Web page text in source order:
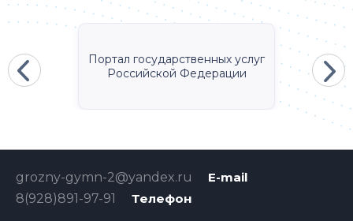
Портал государственных услуг
Российской Федерации
E-mail
grozny-gymn-2@yandex.ru
Телефон
8(928)891-97-91